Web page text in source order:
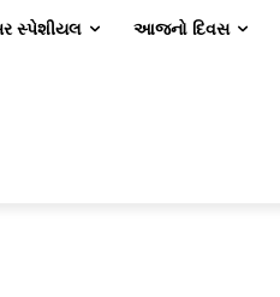
સ્પેશીયલ આજનો દિવસ
ટ્રેન્ડ બદલાઈ ગયો છે